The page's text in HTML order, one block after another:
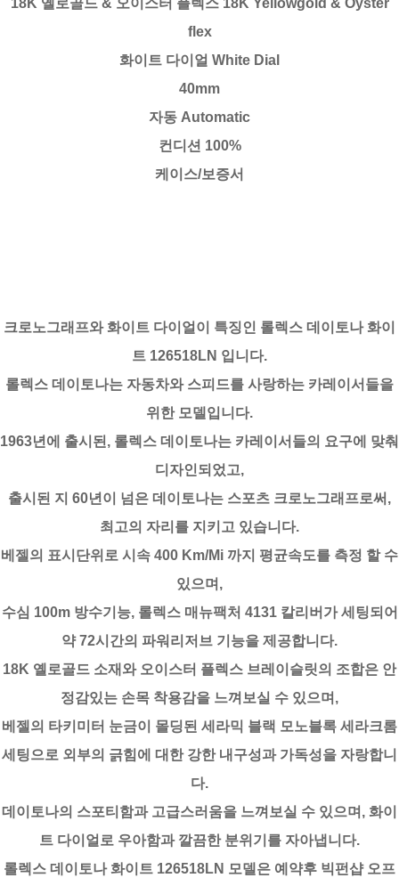
flex
화이트 다이얼 White Dial
40mm
자동 Automatic
컨디션 100%
케이스/보증서
크로노그래프와 화이트 다이얼이 특징인 롤렉스 데이토나 화이
트 126518LN 입니다.
롤렉스 데이토나는 자동차와 스피드를 사랑하는 카레이서들을
위한 모델입니다.
1963년에 출시된, 롤렉스 데이토나는 카레이서들의 요구에 맞춰
디자인되었고,
출시된 지 60년이 넘은 데이토나는 스포츠 크로노그래프로써,
최고의 자리를 지키고 있습니다.
베젤의 표시단위로 시속 400 Km/Mi 까지 평균속도를 측정 할 수
있으며,
수심 100m 방수기능, 롤렉스 매뉴팩처 4131 칼리버가 세팅되어
약 72시간의 파워리저브 기능을 제공합니다.
18K 옐로골드 소재와 오이스터 플렉스 브레이슬릿의 조합은 안
정감있는 손목 착용감을 느껴보실 수 있으며,
베젤의 타키미터 눈금이 몰딩된 세라믹 블랙 모노블록 세라크롬
세팅으로 외부의 긁힘에 대한 강한 내구성과 가독성을 자랑합니
다.
데이토나의 스포티함과 고급스러움을 느껴보실 수 있으며, 화이
트 다이얼로 우아함과 깔끔한 분위기를 자아냅니다.
롤렉스 데이토나 화이트 126518LN 모델은 예약후 빅펀샵 오프